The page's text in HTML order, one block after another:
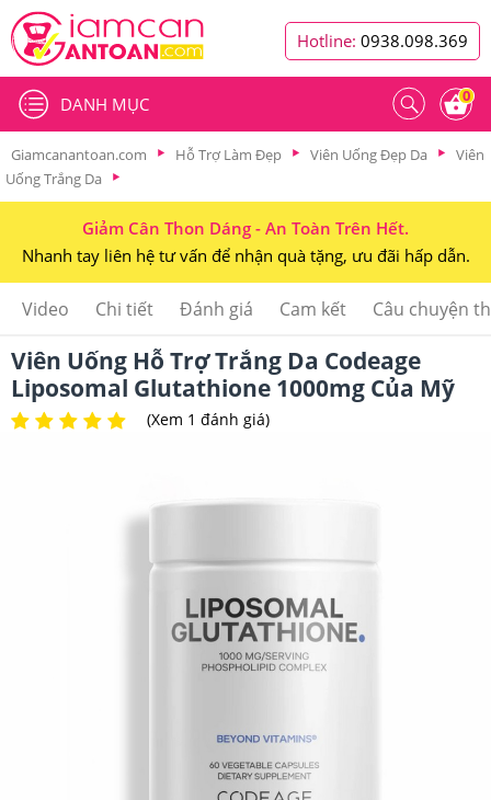
Hotline: 0938.098.369
0
DANH MỤC
Giamcanantoan.com Hỗ Trợ Làm Đẹp Viên Uống Đẹp Da
Viên
Uống Trắng Da
Giảm Cân Thon Dáng - An Toàn Trên Hết.
Nhanh tay liên hệ tư vấn để nhận quà tặng, ưu đãi hấp dẫn.
Video Chi tiết Đánh giá Cam kết Câu chuyện
Viên Uống Hỗ Trợ Trắng Da Codeage
Liposomal Glutathione 1000mg Của Mỹ
(Xem 1 đánh giá)